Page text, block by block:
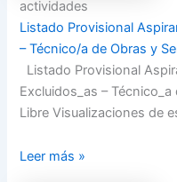
actividades
Listado Provisional
– Técnico/a de Obras y
Listado Provisional
Excluidos_as –
Libre Visualizaciones de
Leer más »